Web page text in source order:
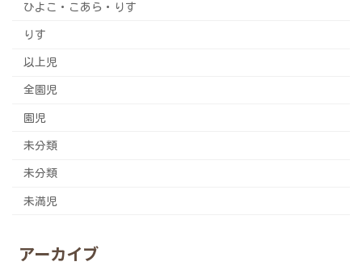
ひよこ・こあら・りす
りす
以上児
全園児
園児
未分類
未分類
未満児
アーカイブ